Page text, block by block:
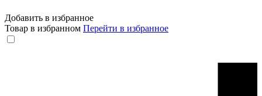
Добавить в избранное
Товар в избранном Перейти в избранное